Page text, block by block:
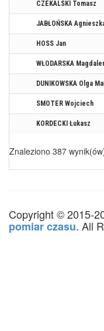
CZEKALSKI Tomasz
JABŁOŃSKA
HOSS Jan
WŁODARSKA
DUNIKOWSKA Olga
SMOTER Wojciech
KORDECKI Łukasz
Znaleziono 387
Copyright © 2015-
pomiar czasu. All